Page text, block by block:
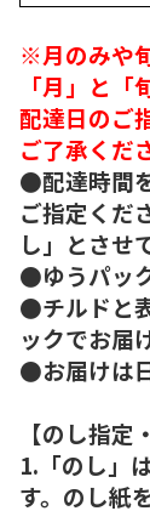
※月のみや
「月」と「
配達日のご
ご了承くだ
●配達時間
ご指定くだ
し」とさせ
●ゆうパッ
●チルドと
ックでお届
●お届けは
【のし指定
1.「のし」
す。のし紙